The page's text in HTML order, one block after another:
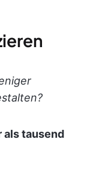
als tausend